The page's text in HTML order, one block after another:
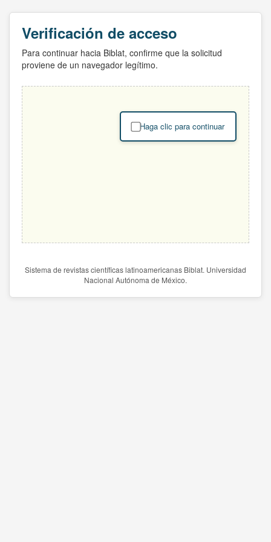
Verificación de acceso
Para continuar hacia Biblat, confirme que la solicitud
proviene de un navegador legítimo.
Haga clic para continuar
Sistema de revistas científicas latinoamericanas Biblat. Universidad
Nacional Autónoma de México.